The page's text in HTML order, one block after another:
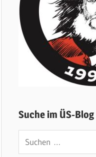
Suche im ÜS-Blog
Suchen
nach: